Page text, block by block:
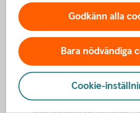
En fastighetsandel med
dispositionsrätt kan säljas
på den öppna marknaden.
Nackdelar
Det går i dagsläget inte att
Godkänn alla
Bara nödvändiga
Cookie-